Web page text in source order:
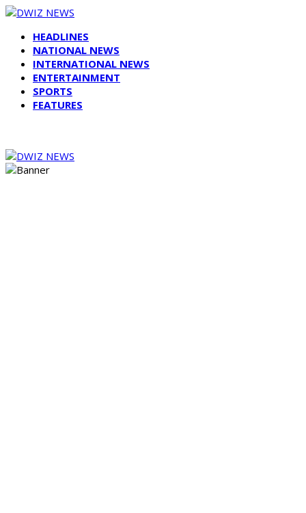
HEADLINES
NATIONAL NEWS
INTERNATIONAL NEWS
ENTERTAINMENT
SPORTS
FEATURES